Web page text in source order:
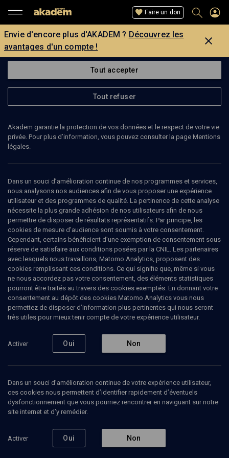
Faire un don
Envie d'encore plus d'AKADEM ? Découvrez les
avantages d'un compte !
enseignante
Roseline Cohen est enseignante. Elle a notamment exercé à l’École
normale juive. (Mise à jour: novembre 2006)
Ajouter Partager J’aime
Tous 6 Vidéos 6
Les fêtes de Tichri
Le temps juif: un
renouveau permanent.
Place des femmes,
(1/2)
Ecoute sa voix
(/1)
Tout accepter
Tout refuser
Akadem garantie la protection de vos données et le respect de votre vie
privée. Pour plus d’information, vous pouvez consulter la page Mentions
légales.
Dans un souci d’amélioration continue de nos programmes et services,
nous analysons nos audiences afin de vous proposer une expérience
utilisateur et des programmes de qualité. La pertinence de cette analyse
nécessite la plus grande adhésion de nos utilisateurs afin de nous
permettre de disposer de résultats représentatifs. Par principe, les
cookies de mesure d’audience sont soumis à votre consentement.
Cependant, certains bénéficient d’une exemption de consentement sous
réserve de satisfaire aux conditions posées par la CNIL. Les partenaires
avec lesquels nous travaillons, Matomo Analytics, proposent des
cookies remplissant ces conditions. Ce qui signifie que, même si vous
ne nous accordez pas votre consentement, des éléments statistiques
pourront être traités au travers des cookies exemptés. En donnant votre
consentement au dépôt des cookies Matomo Analytics vous nous
permettez de disposer d’information plus pertinentes qui nous seront
très utiles pour mieux tenir compte de votre expérience utilisateur.
Activer Oui Non
Dans un souci d’amélioration continue de votre expérience utilisateur,
ces cookies nous permettent d’identifier rapidement d’éventuels
dysfonctionnement que vous pourriez rencontrer en naviguant sur notre
site internet et d’y remédier.
Activer Oui Non